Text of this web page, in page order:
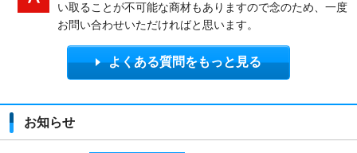
い取ることが不可能な商材もありますので念のため、一度
お問い合わせいただければと思います。
よくある質問をもっと見る
お知らせ